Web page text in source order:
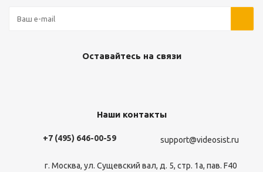
Оставайтесь на связи
Наши контакты
+7 (495) 646-00-59 support@videosist.ru
г. Москва, ул. Сущевский вал, д. 5, стр. 1а, пав. F40